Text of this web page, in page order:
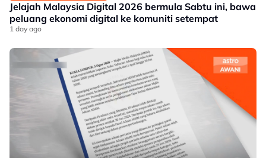
Jelajah Malaysia Digital 2026 bermula Sabtu ini, bawa
peluang ekonomi digital ke komuniti setempat
1 day ago